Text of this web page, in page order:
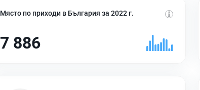
Място по приходи в България за 2022 г.
7 886